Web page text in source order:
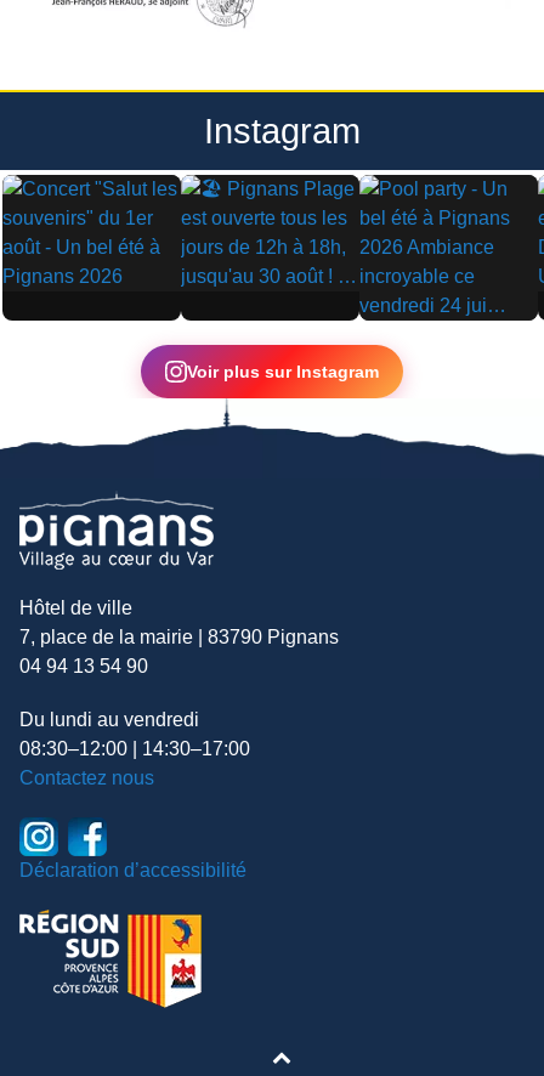
Instagram
▶ ▶
▶
Voir plus sur Instagram
Hôtel de ville
7, place de la mairie | 83790 Pignans
04 94 13 54 90
Du lundi au vendredi
08:30–12:00 | 14:30–17:00
Contactez nous
Déclaration d’accessibilité